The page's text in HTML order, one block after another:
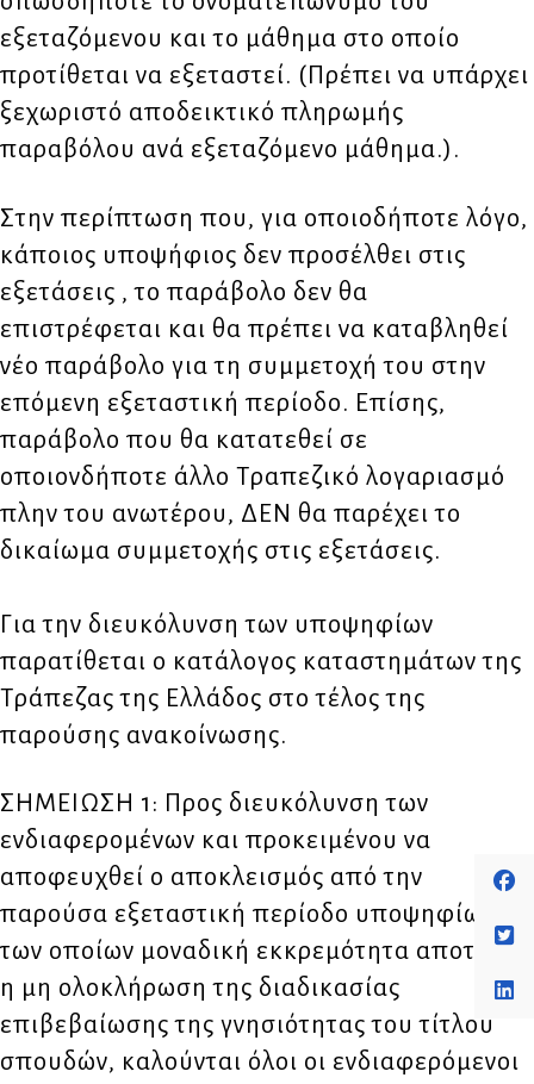
εξεταζόμενου και το μάθημα στο οποίο
προτίθεται να εξεταστεί. (Πρέπει να υπάρχει
ξεχωριστό αποδεικτικό πληρωμής
παραβόλου ανά εξεταζόμενο μάθημα.).
Στην περίπτωση που, για οποιοδήποτε λόγο,
κάποιος υποψήφιος δεν προσέλθει στις
εξετάσεις , το παράβολο δεν θα
επιστρέφεται και θα πρέπει να καταβληθεί
νέο παράβολο για τη συμμετοχή του στην
επόμενη εξεταστική περίοδο. Επίσης,
παράβολο που θα κατατεθεί σε
οποιονδήποτε άλλο Τραπεζικό λογαριασμό
πλην του ανωτέρου, ΔΕΝ θα παρέχει το
δικαίωμα συμμετοχής στις εξετάσεις.
Για την διευκόλυνση των υποψηφίων
παρατίθεται ο κατάλογος καταστημάτων της
Τράπεζας της Ελλάδος στο τέλος της
παρούσης ανακοίνωσης.
ΣΗΜΕΙΩΣΗ 1: Προς διευκόλυνση των
ενδιαφερομένων και προκειμένου να
αποφευχθεί ο αποκλεισμός από την
παρούσα εξεταστική περίοδο υποψηφίων,
των οποίων μοναδική εκκρεμότητα αποτελεί
η μη ολοκλήρωση της διαδικασίας
επιβεβαίωσης της γνησιότητας του τίτλου
σπουδών, καλούνται όλοι οι ενδιαφερόμενοι